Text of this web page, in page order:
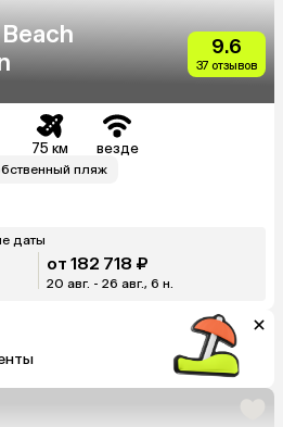
9.6
37 отзывов
75 км везде
пляж
даты
от 182 718 ₽
20 авг. - 26 авг., 6 н.